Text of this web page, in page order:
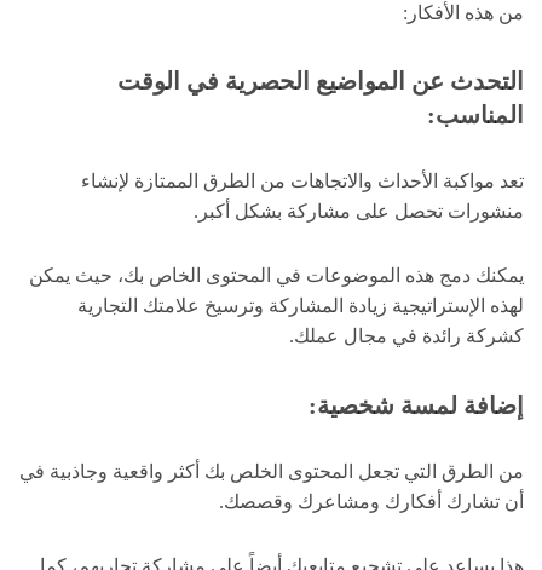
من هذه الأفكار:
التحدث عن المواضيع الحصرية في الوقت
المناسب:
تعد مواكبة الأحداث والاتجاهات من الطرق الممتازة لإنشاء
منشورات تحصل على مشاركة بشكل أكبر.
يمكنك دمج هذه الموضوعات في المحتوى الخاص بك، حيث يمكن
لهذه الإستراتيجية زيادة المشاركة وترسيخ علامتك التجارية
كشركة رائدة في مجال عملك.
إضافة لمسة شخصية:
من الطرق التي تجعل المحتوى الخلص بك أكثر واقعية وجاذبية في
أن تشارك أفكارك ومشاعرك وقصصك.
هذا يساعد على تشجيع متابعيك أيضاً على مشاركة تجاربهم، كما